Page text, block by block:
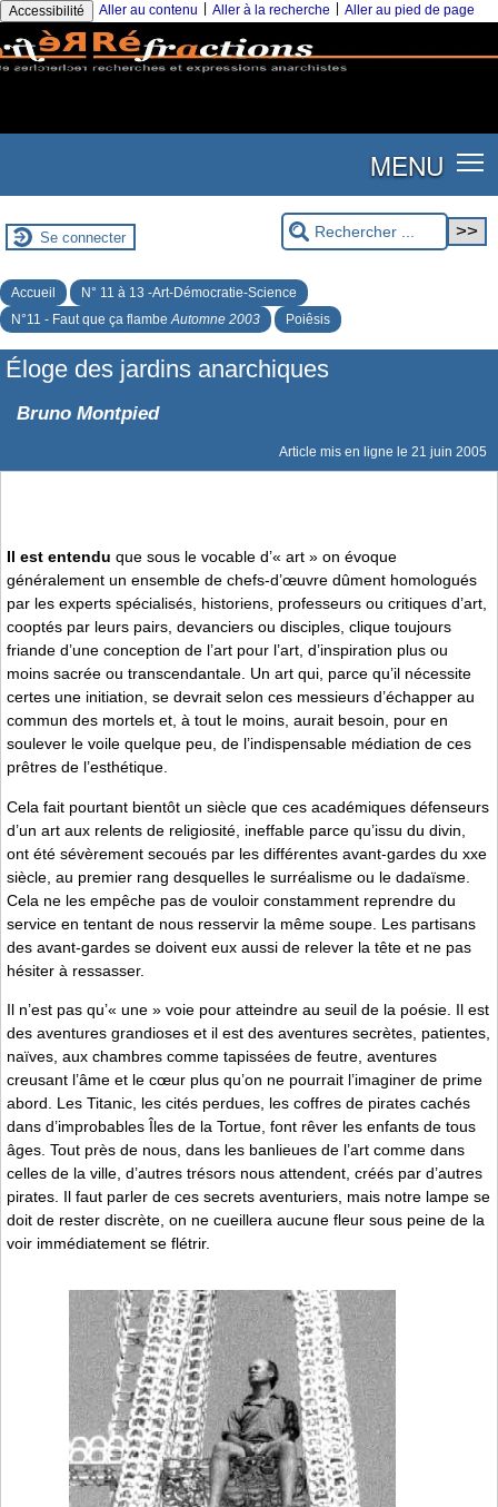
Accessibilité Aller au contenu Aller à la recherche Aller au pied de page
MENU
Se connecter
Accueil
N° 11 à 13 -Art-Démocratie-Science
N°11 - Faut que ça flambeAutomne 2003 Poiêsis
Éloge des jardins anarchiques
Bruno Montpied
Article mis en ligne le 21 juin 2005
Il est entendu que sous le vocable d’« art » on évoque
généralement un ensemble de chefs-d’œuvre dûment homologués
par les experts spécialisés, historiens, professeurs ou critiques d’art,
cooptés par leurs pairs, devanciers ou disciples, clique toujours
friande d’une conception de l’art pour l’art, d’inspiration plus ou
moins sacrée ou transcendantale. Un art qui, parce qu’il nécessite
certes une initiation, se devrait selon ces messieurs d’échapper au
commun des mortels et, à tout le moins, aurait besoin, pour en
soulever le voile quelque peu, de l’indispensable médiation de ces
prêtres de l’esthétique.
Cela fait pourtant bientôt un siècle que ces académiques défenseurs
d’un art aux relents de religiosité, ineffable parce qu’issu du divin,
ont été sévèrement secoués par les différentes avant-gardes du xxe
siècle, au premier rang desquelles le surréalisme ou le dadaïsme.
Cela ne les empêche pas de vouloir constamment reprendre du
service en tentant de nous resservir la même soupe. Les partisans
des avant-gardes se doivent eux aussi de relever la tête et ne pas
hésiter à ressasser.
Il n’est pas qu’« une » voie pour atteindre au seuil de la poésie. Il est
des aventures grandioses et il est des aventures secrètes, patientes,
naïves, aux chambres comme tapissées de feutre, aventures
creusant l’âme et le cœur plus qu’on ne pourrait l’imaginer de prime
abord. Les Titanic, les cités perdues, les coffres de pirates cachés
dans d’improbables Îles de la Tortue, font rêver les enfants de tous
âges. Tout près de nous, dans les banlieues de l’art comme dans
celles de la ville, d’autres trésors nous attendent, créés par d’autres
pirates. Il faut parler de ces secrets aventuriers, mais notre lampe se
doit de rester discrète, on ne cueillera aucune fleur sous peine de la
voir immédiatement se flétrir.